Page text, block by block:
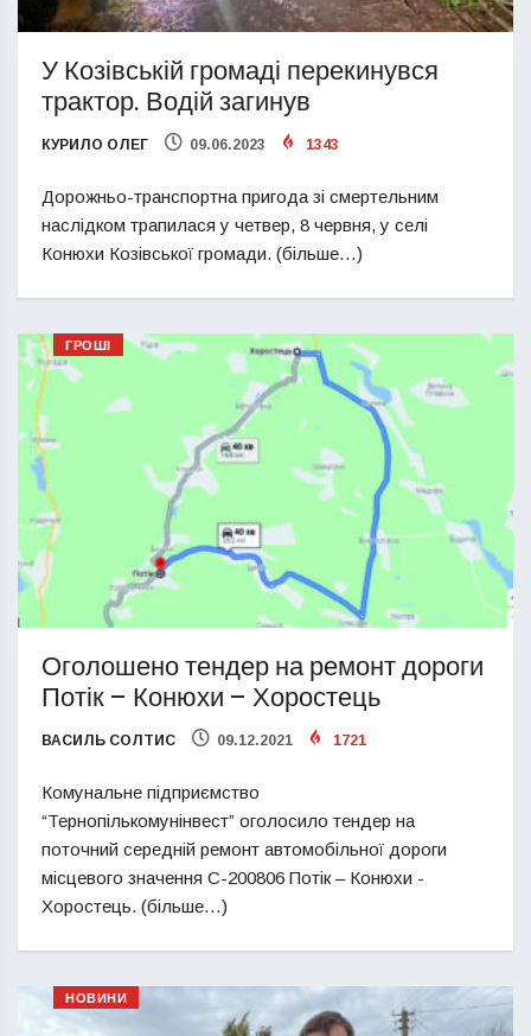
У Козівській громаді перекинувся
трактор. Водій загинув
КУРИЛО ОЛЕГ 09.06.2023 1343
Дорожньо-транспортна пригода зі смертельним
наслідком трапилася у четвер, 8 червня, у селі
Конюхи Козівської громади. (більше…)
ГРОШІ
Оголошено тендер на ремонт дороги
Потік – Конюхи – Хоростець
ВАСИЛЬ СОЛТИС 09.12.2021 1721
Комунальне підприємство
“Тернопількомунінвест” оголосило тендер на
поточний середній ремонт автомобільної дороги
місцевого значення С-200806 Потік – Конюхи -
Хоростець. (більше…)
НОВИНИ